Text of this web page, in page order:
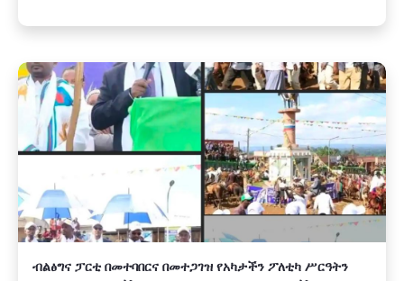
ብልፅግና ፓርቲ በመተባበርና በመተጋገዝ የአካታችን ፖለቲካ ሥርዓትን